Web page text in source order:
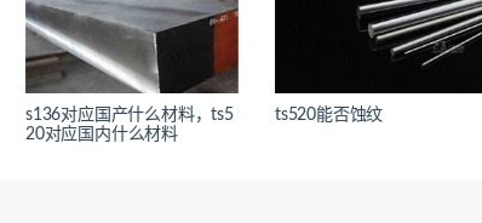
<
s136对应国产什么材料，ts5
20对应国内什么材料
<
ts520能否蚀纹